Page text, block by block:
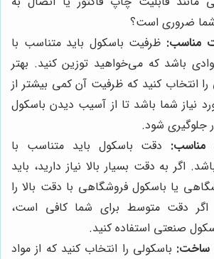
شما ضروری است؟
مناسب: ظرفیت باسکول باید متناسب با
باشد که می‌خواهید توزین کنید. بهتر
انتخاب کنید که ظرفیت آن کمی بیشتر از
نیاز شما باشد تا از آسیب دیدن باسکول
جلوگیری شود.
مناسب: دقت باسکول باید متناسب با
اگر به دقت بسیار بالا نیاز دارید، باید
یا باسکول فروشگاهی با دقت بالا را
اگر دقت متوسط برای شما کافی است،
صنعتی استفاده کنید.
ساخت: باسکولی را انتخاب کنید که از مواد